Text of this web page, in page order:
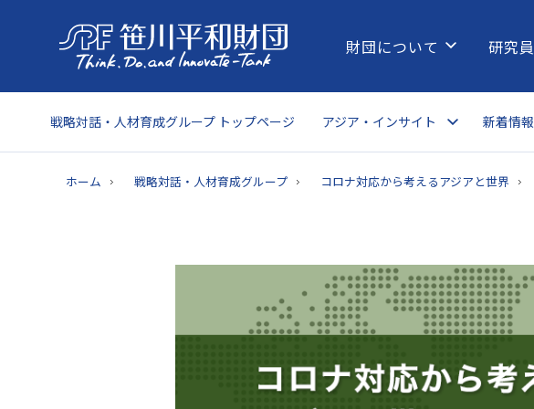
財団について 研究員
戦略対話・人材育成グループ トップページ アジア・インサイト 新着情報
ホーム 戦略対話・人材育成グループ コロナ対応から考えるアジアと世界